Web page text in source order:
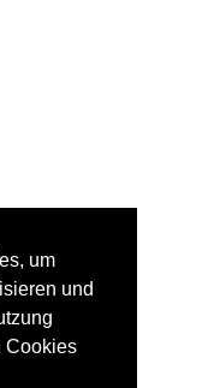
um
und
Cookies